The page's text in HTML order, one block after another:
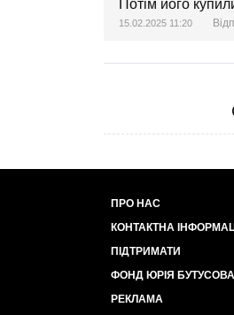
Потім його
15.02.2025 11:20
ПРО НАС
КОНТАКТНА
ПІДТРИМАТИ
ФОНД ЮРІЯ БУТУСОВА
РЕКЛАМА